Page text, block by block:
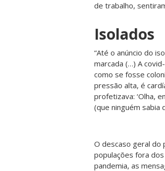
de trabalho,
Isolados
“Até o anúncio do
marcada (…) A
como se fosse
pressão alta, é
profetizava: ‘Olha,
(que ninguém sabia
O descaso geral do
populações fora
pandemia, as